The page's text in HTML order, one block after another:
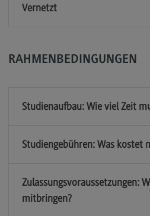
Rahmenbedingungen
Berufsperspektiven
Rahmenbedingungen
Berufsperspektiven
Kontakt
Vernetzt
RAHMENBEDINGUNGEN
Studienaufbau: Wie viel Zeit
Studiengebühren: Was kostet
Zulassungsvoraussetzungen:
mitbringen?